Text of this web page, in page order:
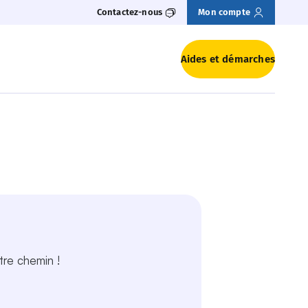
Contactez-nous Mon compte
Aides et démarches
chemin !